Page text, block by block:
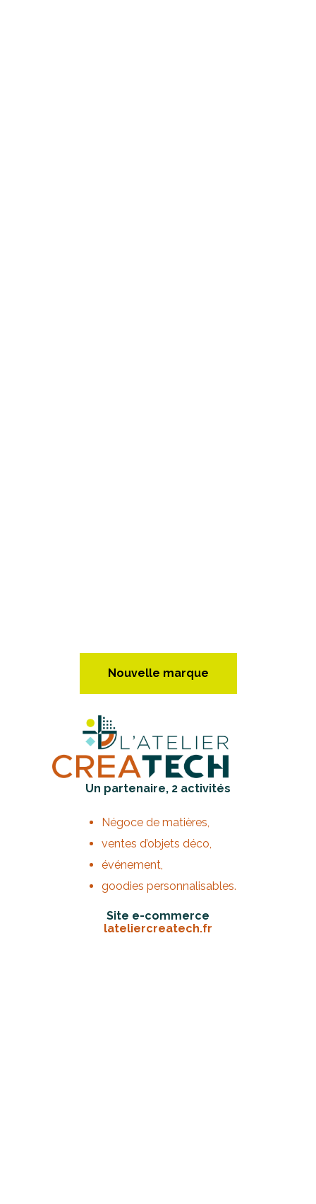
Nouvelle marque
Un partenaire, 2 activités
Négoce de matières,
ventes d’objets déco,
événement,
goodies personnalisables.
Site e-commerce
lateliercreatech.fr